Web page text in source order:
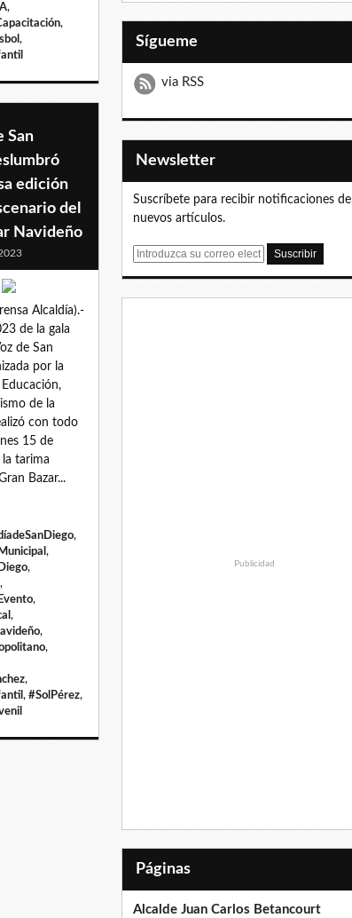
,
,
,
San
edición
del
Navideño
Alcaldía).-
de la gala
de San
por la
de la
con todo
15 de
tarima
Bazar...
,
,
,
,
,
,
,
,
,
, #SolPérez,
Sígueme
via RSS
Newsletter
Suscríbete para recibir notificaciones de
nuevos artículos.
E
Publicidad
Páginas
Alcalde Juan Carlos Betancourt